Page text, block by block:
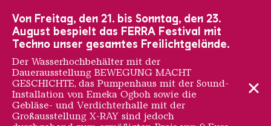
Von Freitag, den 21. bis Sonntag, den 23.
August bespielt das FERRA Festival mit
Techno unser gesamtes Freilichtgelände.
Der Wasserhochbehälter mit der
Dauerausstellung BEWEGUNG MACHT
GESCHICHTE, das Pumpenhaus mit der Sound-
Installation von Emeka Ogboh sowie die
Gebläse- und Verdichterhalle mit der
Großausstellung X-RAY sind jedoch